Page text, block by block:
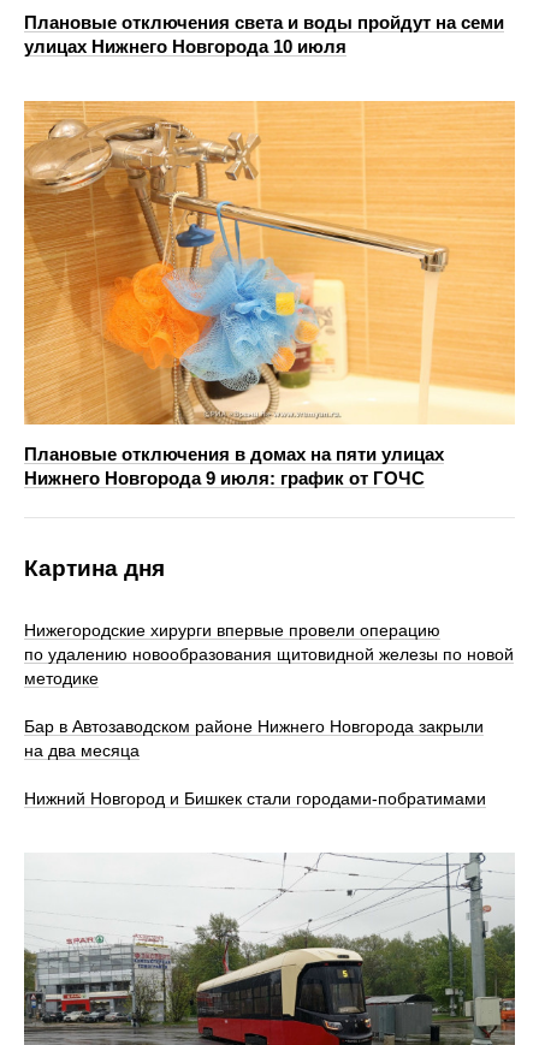
Плановые отключения света и воды пройдут на семи
улицах Нижнего Новгорода 10 июля
Плановые отключения в домах на пяти улицах
Нижнего Новгорода 9 июля: график от ГОЧС
Картина дня
Нижегородские хирурги впервые провели операцию
по удалению новообразования щитовидной железы по новой
методике
Бар в Автозаводском районе Нижнего Новгорода закрыли
на два месяца
Нижний Новгород и Бишкек стали городами-побратимами